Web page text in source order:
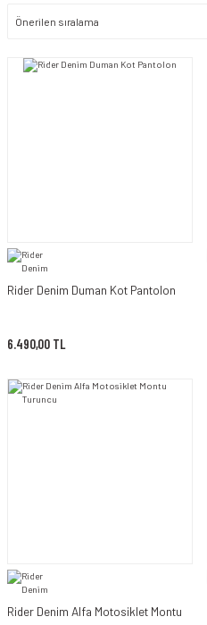
Rider Denim Duman Kot Pantolon
6.490,00 TL
Rider Denim Alfa Motosiklet Montu